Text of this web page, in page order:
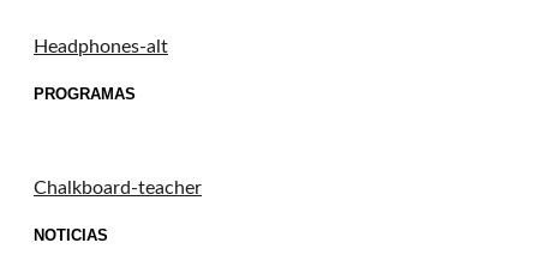
Headphones-alt
PROGRAMAS
Chalkboard-teacher
NOTICIAS